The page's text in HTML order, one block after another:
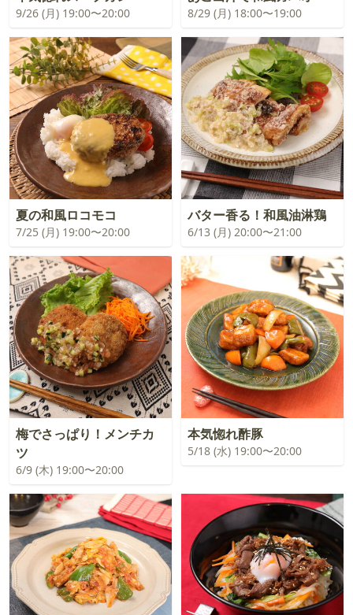
9/26 (月) 19:00〜20:00 8/29 (月) 18:00〜19:00
夏の和風ロコモコ
7/25 (月) 19:00〜20:00
バター香る！和風油淋鶏
6/13 (月) 20:00〜21:00
梅でさっぱり！メンチカ
ツ
6/9 (木) 19:00〜20:00
本気惚れ酢豚
5/18 (水) 19:00〜20:00